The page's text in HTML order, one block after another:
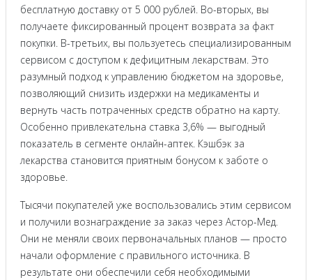
бесплатную доставку от 5 000 рублей. Во-вторых, вы
получаете фиксированный процент возврата за факт
покупки. В-третьих, вы пользуетесь специализированным
сервисом с доступом к дефицитным лекарствам. Это
разумный подход к управлению бюджетом на здоровье,
позволяющий снизить издержки на медикаменты и
вернуть часть потраченных средств обратно на карту.
Особенно привлекательна ставка 3,6% — выгодный
показатель в сегменте онлайн-аптек. Кэшбэк за
лекарства становится приятным бонусом к заботе о
здоровье.
Тысячи покупателей уже воспользовались этим сервисом
и получили вознаграждение за заказ через Астор-Мед.
Они не меняли своих первоначальных планов — просто
начали оформление с правильного источника. В
результате они обеспечили себя необходимыми